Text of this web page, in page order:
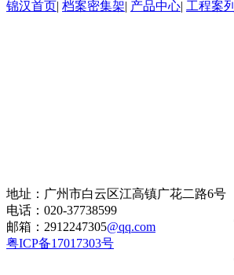
锦汉首页| 档案密集架| 产品中心| 工程案列
地址：广州市白云区江高镇广花二路6号
电话：020-37738599
邮箱：2912247305@qq.com
粤ICP备17017303号